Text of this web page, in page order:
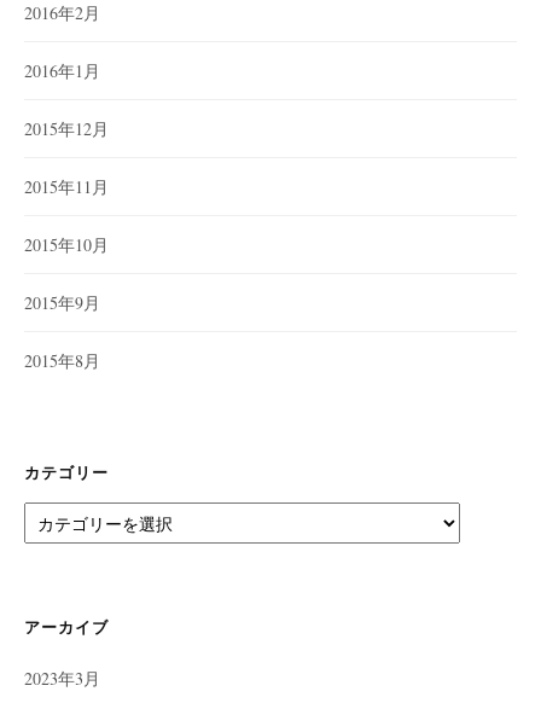
2016年2月
2016年1月
2015年12月
2015年11月
2015年10月
2015年9月
2015年8月
カテゴリー
テ
ー
アーカイブ
2023年3月